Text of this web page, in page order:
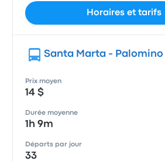
Horaires et tarifs
Santa Marta - Palomino
Prix moyen
14 $
Durée moyenne
1h 9m
Départs par jour
33